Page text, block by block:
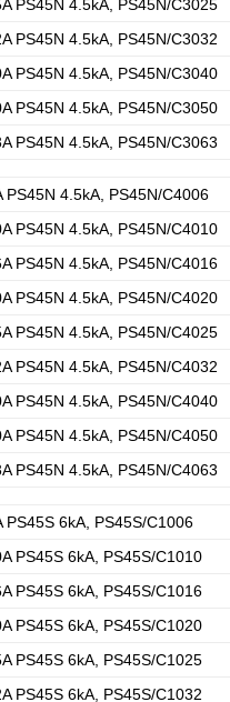
PS45N 4.5kA, PS45N/C3025
PS45N 4.5kA, PS45N/C3032
PS45N 4.5kA, PS45N/C3040
PS45N 4.5kA, PS45N/C3050
PS45N 4.5kA, PS45N/C3063
PS45N 4.5kA, PS45N/C4006
PS45N 4.5kA, PS45N/C4010
PS45N 4.5kA, PS45N/C4016
PS45N 4.5kA, PS45N/C4020
PS45N 4.5kA, PS45N/C4025
PS45N 4.5kA, PS45N/C4032
PS45N 4.5kA, PS45N/C4040
PS45N 4.5kA, PS45N/C4050
PS45N 4.5kA, PS45N/C4063
PS45S 6kA, PS45S/C1006
PS45S 6kA, PS45S/C1010
PS45S 6kA, PS45S/C1016
PS45S 6kA, PS45S/C1020
PS45S 6kA, PS45S/C1025
PS45S 6kA, PS45S/C1032